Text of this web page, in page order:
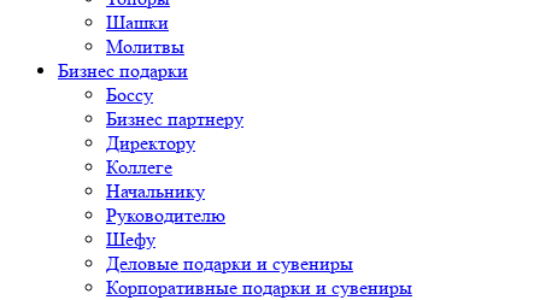
Шашки
Молитвы
Бизнес подарки
Боссу
Бизнес партнеру
Директору
Коллеге
Начальнику
Руководителю
Шефу
Деловые подарки и сувениры
Корпоративные подарки и сувениры